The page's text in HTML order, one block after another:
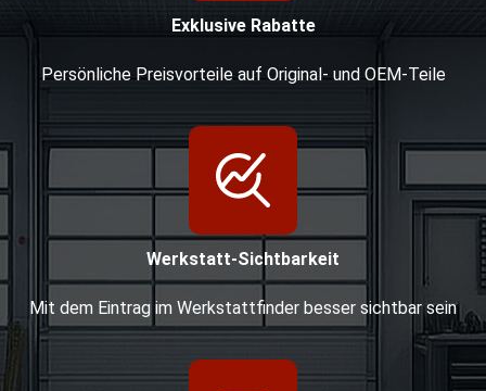
Exklusive Rabatte
Persönliche Preisvorteile auf Original- und OEM-Teile
Werkstatt-Sichtbarkeit
Mit dem Eintrag im Werkstattfinder besser sichtbar sein